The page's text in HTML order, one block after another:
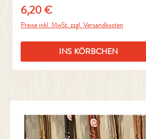
Regulärer Preis:
6,20 €
Preise inkl. MwSt. zzgl. Versandkosten
INS KÖRBCHEN